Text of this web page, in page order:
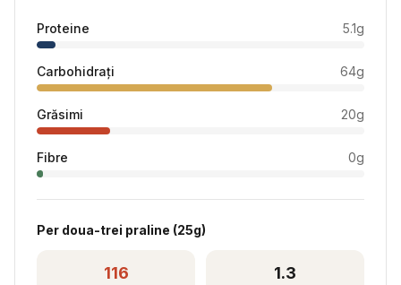
Proteine 5.1g
Carbohidrați 64g
Grăsimi 20g
Fibre 0g
Per doua-trei praline (25g)
116 1.3